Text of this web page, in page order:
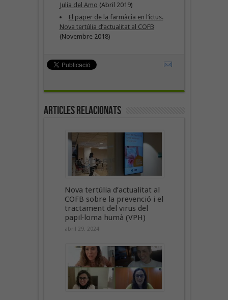
Julia del Amo (Abril 2019)
El paper de la farmàcia en l’ictus.
Nova tertúlia d’actualitat al COFB
(Novembre 2018)
Articles Relacionats
Nova tertúlia d’actualitat al
COFB sobre la prevenció i el
tractament del virus del
papil·loma humà (VPH)
abril 29, 2024